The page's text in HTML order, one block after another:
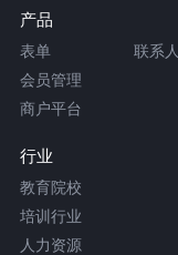
产品
表单 联系人
会员管理
商户平台
行业
教育院校
培训行业
人力资源